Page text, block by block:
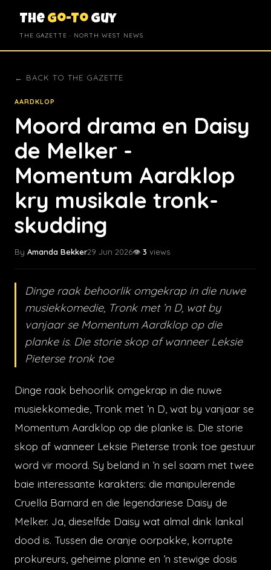
The Go-To Guy
THE GAZETTE · NORTH WEST NEWS
← BACK TO THE GAZETTE
AARDKLOP
Moord drama en Daisy
de Melker -
Momentum Aardklop
kry musikale tronk-
skudding
By Amanda Bekker29 Jun 2026👁️ 3 views
Dinge raak behoorlik omgekrap in die nuwe
musiekkomedie, Tronk met ’n D, wat by
vanjaar se Momentum Aardklop op die
planke is. Die storie skop af wanneer Leksie
Pieterse tronk toe
Dinge raak behoorlik omgekrap in die nuwe
musiekkomedie, Tronk met ’n D, wat by vanjaar se
Momentum Aardklop op die planke is. Die storie
skop af wanneer Leksie Pieterse tronk toe gestuur
word vir moord. Sy beland in ’n sel saam met twee
baie interessante karakters: die manipulerende
Cruella Barnard en die legendariese Daisy de
Melker. Ja, dieselfde Daisy wat almal dink lankal
dood is. Tussen die oranje oorpakke, korrupte
prokureurs, geheime planne en ’n stewige dosis